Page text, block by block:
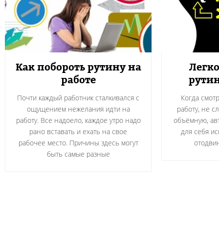
Как побороть рутину на
работе
Почти каждый работник сталкивался с
ощущением нежелания идти на
работу. Все надоело, каждое утро надо
рано вставать и ехать на свое
рабочее место. Причины здесь могут
быть самые разные
Когда
работу, не
объёмную,
для себя